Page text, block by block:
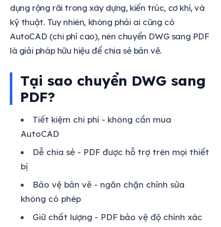
dụng rộng rãi trong xây dựng, kiến trúc, cơ khí, và
kỹ thuật. Tuy nhiên, không phải ai cũng có
AutoCAD (chi phí cao), nên chuyển DWG sang PDF
là giải pháp hữu hiệu để chia sẻ bản vẽ.
Tại sao chuyển DWG sang
PDF?
Tiết kiệm chi phí - không cần mua
AutoCAD
Dễ chia sẻ - PDF được hỗ trợ trên mọi thiết
bị
Bảo vệ bản vẽ - ngăn chặn chỉnh sửa
không có phép
Giữ chất lượng - PDF bảo vệ độ chính xác